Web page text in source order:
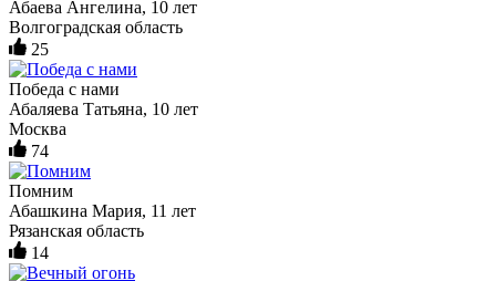
Абаева Ангелина, 10 лет
Волгоградская область
25
Победа с нами
Абаляева Татьяна, 10 лет
Москва
74
Помним
Абашкина Мария, 11 лет
Рязанская область
14